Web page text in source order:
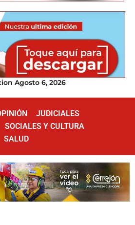
Agosto 6, 2026
JUDICIALES
SOCIALES Y CULTURA
SALUD